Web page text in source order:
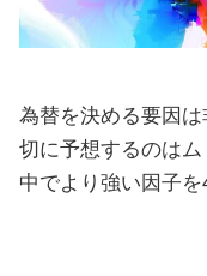
為替を決める要因
切に予想するのは
中でより強い因子を